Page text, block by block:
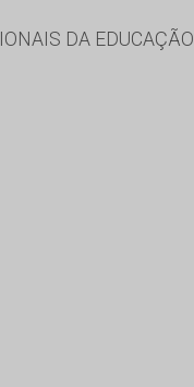
DA EDUCAÇÃO